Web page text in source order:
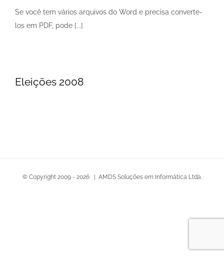
Se você tem vários arquivos do Word e precisa converte-
los em PDF, pode [...]
Eleições 2008
© Copyright 2009 - 2026 | AMDS Soluções em Informática Ltda.